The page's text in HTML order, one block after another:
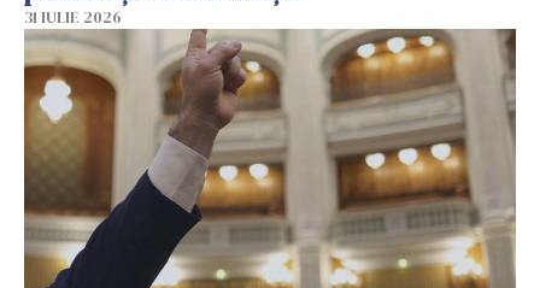
31 IULIE 2026